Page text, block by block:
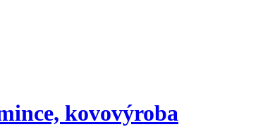
kovovýroba